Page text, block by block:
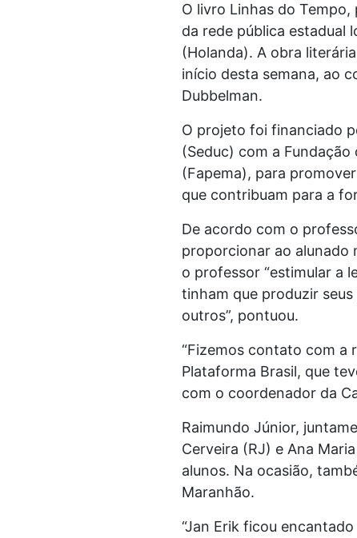
O livro Linhas do
da rede pública estadual
(Holanda). A obra
início desta semana, ao
Dubbelman.
O projeto foi financiado
(Seduc) com a
(Fapema), para
que contribuam para a
De acordo com o
proporcionar ao alunado
o professor “estimular a
tinham que produzir
outros”, pontuou.
“Fizemos contato com a
Plataforma Brasil, que
com o coordenador da
Raimundo Júnior,
Cerveira (RJ) e Ana
alunos. Na ocasião,
Maranhão.
“Jan Erik ficou